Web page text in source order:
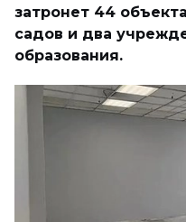
затронет 44
садов и два
образования.